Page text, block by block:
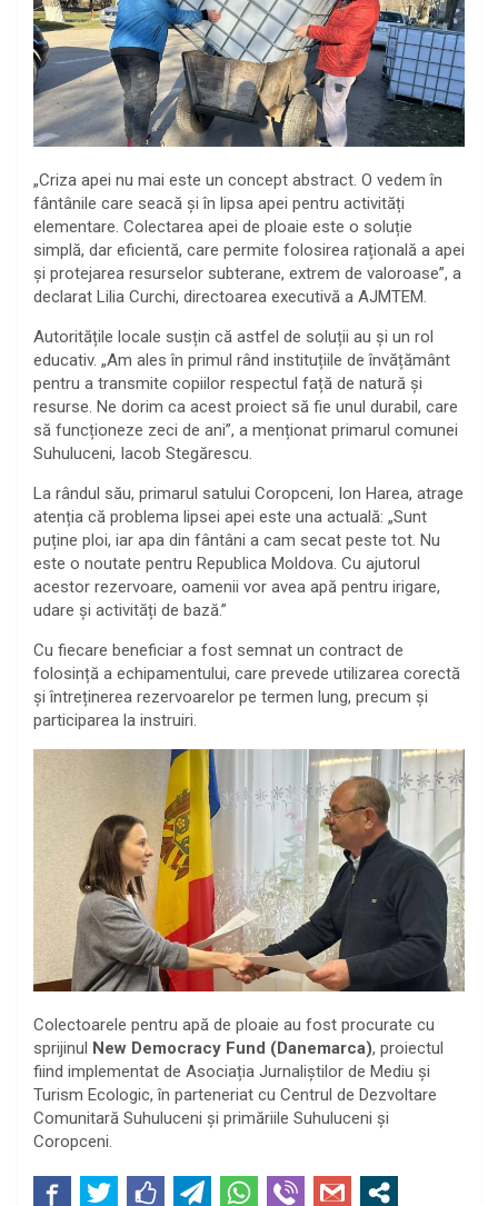
„Criza apei nu mai este un concept abstract. O vedem în
fântânile care seacă și în lipsa apei pentru activități
elementare. Colectarea apei de ploaie este o soluție
simplă, dar eficientă, care permite folosirea rațională a apei
și protejarea resurselor subterane, extrem de valoroase”, a
declarat Lilia Curchi, directoarea executivă a AJMTEM.
Autoritățile locale susțin că astfel de soluții au și un rol
educativ. „Am ales în primul rând instituțiile de învățământ
pentru a transmite copiilor respectul față de natură și
resurse. Ne dorim ca acest proiect să fie unul durabil, care
să funcționeze zeci de ani”, a menționat primarul comunei
Suhuluceni, Iacob Stegărescu.
La rândul său, primarul satului Coropceni, Ion Harea, atrage
atenția că problema lipsei apei este una actuală: „Sunt
puține ploi, iar apa din fântâni a cam secat peste tot. Nu
este o noutate pentru Republica Moldova. Cu ajutorul
acestor rezervoare, oamenii vor avea apă pentru irigare,
udare și activități de bază.”
Cu fiecare beneficiar a fost semnat un contract de
folosință a echipamentului, care prevede utilizarea corectă
și întreținerea rezervoarelor pe termen lung, precum și
participarea la instruiri.
Colectoarele pentru apă de ploaie au fost procurate cu
sprijinul New Democracy Fund (Danemarca), proiectul
fiind implementat de Asociația Jurnaliștilor de Mediu și
Turism Ecologic, în parteneriat cu Centrul de Dezvoltare
Comunitară Suhuluceni și primăriile Suhuluceni și
Coropceni.